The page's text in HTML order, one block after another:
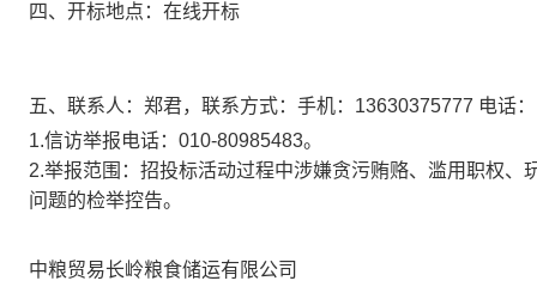
四、开标地点：在线开标
五、联系人：郑君，联系方式：手机：13630375777 电话
1.信访举报电话：010-80985483。
2.举报范围：招投标活动过程中涉嫌贪污贿赂、滥用职权
问题的检举控告。
中粮贸易长岭粮食储运有限公司